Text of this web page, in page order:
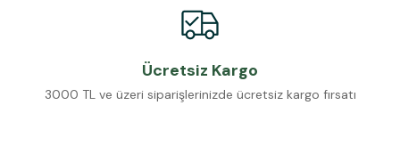
Ücretsiz Kargo
3000 TL ve üzeri siparişlerinizde ücretsiz kargo fırsatı